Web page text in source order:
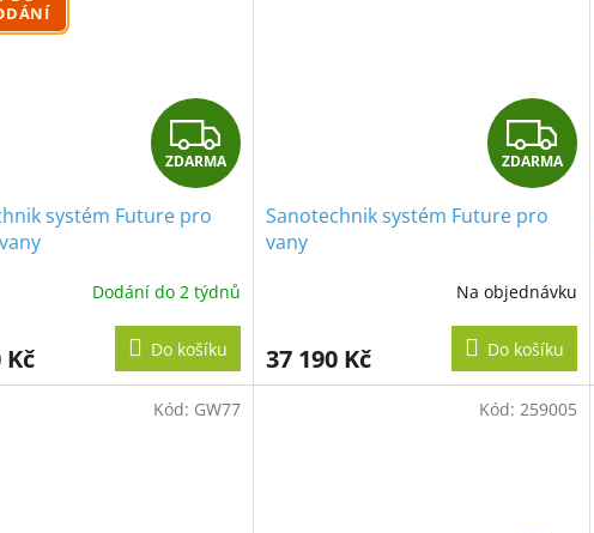
Z
D
R
M
A
ZDARMA
systém Future pro
Dodání do 2 týdnů
Kč Do košíku
Z
D
R
M
A
ZDARMA
Sanotechnik systém Future pro
vany
Na objednávku
37 190 Kč Do košíku
Kód: GW77 Kód: 259005